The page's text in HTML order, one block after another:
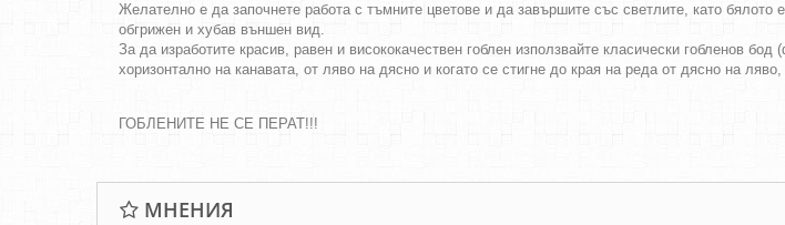
Желателно е да започнете работа с тъмните цветове и да завършите със светлите, като
обгрижен и хубав външен вид.
За да изработите красив, равен и висококачествен гоблен използвайте класически гобленов
хоризонтално на канавата, от ляво на дясно и когато се стигне до края на реда от дясно на
ГОБЛЕНИТЕ НЕ СЕ ПЕРАТ!!!
МНЕНИЯ